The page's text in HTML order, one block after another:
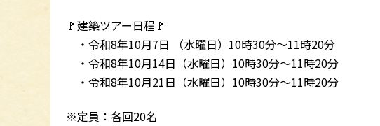
🚩建築ツアー日程🚩
・令和8年10月7日 （水曜日）10時30分～11時20分
・令和8年10月14日（水曜日）10時30分～11時20分
・令和8年10月21日（水曜日）10時30分～11時20分
※定員：各回20名